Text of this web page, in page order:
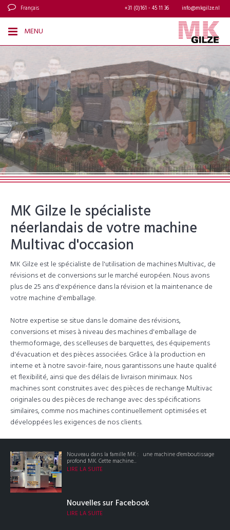
Français info@mkgilze.nl
+31 (0)161 - 45 11 36
MENU
MK Gilze le spécialiste
néerlandais de votre machine
Multivac d'occasion
MK Gilze est le spécialiste de l'utilisation de machines Multivac, de
révisions et de conversions sur le marché européen. Nous avons
plus de 25 ans d'expérience dans la révision et la maintenance de
votre machine d'emballage.
Notre expertise se situe dans le domaine des révisions,
conversions et mises à niveau des machines d'emballage de
thermoformage, des scelleuses de barquettes, des équipements
d'évacuation et des pièces associées. Grâce à la production en
interne et à notre savoir-faire, nous garantissons une haute qualité
et flexibilité, ainsi que des délais de livraison minimaux. Nos
machines sont construites avec des pièces de rechange Multivac
originales ou des pièces de rechange avec des spécifications
similaires, comme nos machines continuellement optimisées et
développées les exigences de nos clients.
Nouveau dans la famille MK : une machine d'emboutissage
profond MK. Cette machine...
LIRE LA SUITE
Nouvelles sur Facebook
LIRE LA SUITE